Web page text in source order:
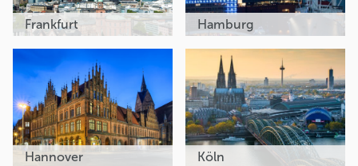
Frankfurt Hamburg
Hannover Köln